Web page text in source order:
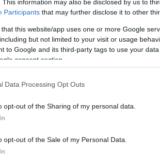
This information may also be disclosed by us to
Participants that may further disclose it to other
that this website/app uses one or more Google
but not limited to your visit or usage
to Google and its third-party tags to use your
consent section.
Data Processing Opt Outs
opt-out of the Sharing of my personal data.
opt-out of the Sale of my Personal Data.
többsége optimista az EU
friss felméréséből.